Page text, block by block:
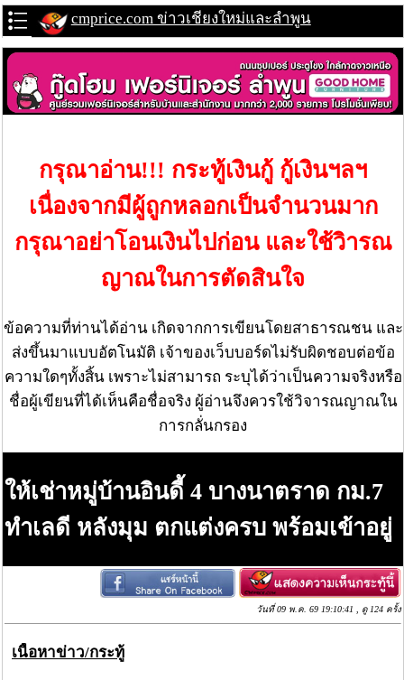
cmprice.com ข่าวเชียงใหม่และลำพูน
กรุณาอ่าน!!! กระทู้เงินกู้ กู้เงินฯลฯ
เนื่องจากมีผู้ถูกหลอกเป็นจำนวนมาก
กรุณาอย่าโอนเงินไปก่อน และใช้วิารณ
ญาณในการตัดสินใจ
ข้อความที่ท่านได้อ่าน เกิดจากการเขียนโดยสาธารณชน และ
ส่งขึ้นมาแบบอัตโนมัติ เจ้าของเว็บบอร์ดไม่รับผิดชอบต่อข้อ
ความใดๆทั้งสิ้น เพราะไม่สามารถ ระบุได้ว่าเป็นความจริงหรือ
ชื่อผู้เขียนที่ได้เห็นคือชื่อจริง ผู้อ่านจึงควรใช้วิจารณญาณใน
การกลั่นกรอง
ให้เช่าหมู่บ้านอินดี้ 4 บางนาตราด กม.7
ทำเลดี หลังมุม ตกแต่งครบ พร้อมเข้าอยู่
วันที่ 09 พ.ค. 69 19:10:41 , ดู 124 ครั้ง
เนื้อหาข่าว/กระทู้